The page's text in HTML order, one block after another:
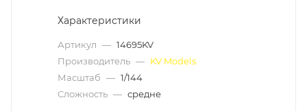
Характеристики
Артикул — 14695KV
Производитель — KV Models
Масштаб — 1/144
Сложность — средне